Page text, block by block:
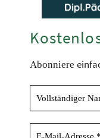
Abonniere